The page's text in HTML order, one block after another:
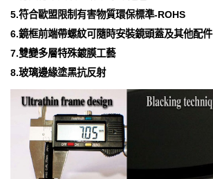
5.符合歐盟限制有害物質環保標準-ROHS
6.鏡框前端帶螺紋可隨時安裝鏡頭蓋及其他配件
7.雙變多層特殊鍍膜工藝
8.玻璃邊緣塗黑抗反射